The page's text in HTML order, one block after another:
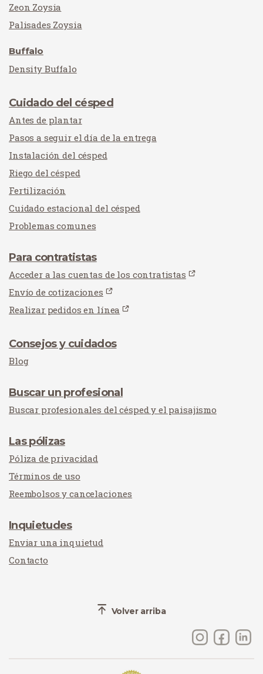
Zeon Zoysia
Palisades Zoysia
Buffalo
Density Buffalo
Cuidado del césped
Antes de plantar
Pasos a seguir el día de la entrega
Instalación del césped
Riego del césped
Fertilización
Cuidado estacional del césped
Problemas comunes
Para contratistas
Acceder a las cuentas de los contratistas
Envío de cotizaciones
Realizar pedidos en línea
Consejos y cuidados
Blog
Buscar un profesional
Buscar profesionales del césped y el paisajismo
Las pólizas
Póliza de privacidad
Términos de uso
Reembolsos y cancelaciones
Inquietudes
Enviar una inquietud
Contacto
Volver arriba